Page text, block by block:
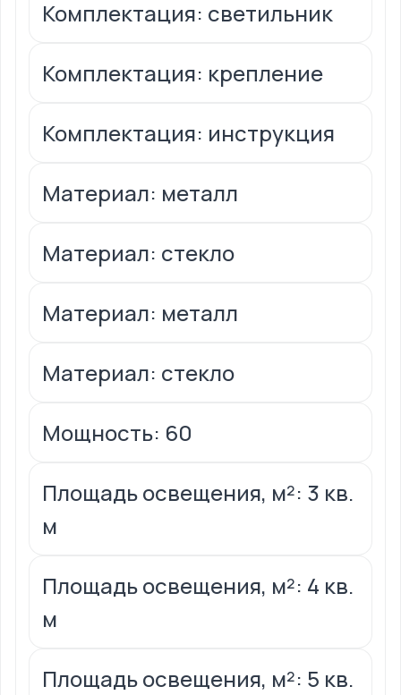
Комплектация: светильник
Комплектация: крепление
Комплектация: инструкция
Материал: металл
Материал: стекло
Материал: металл
Материал: стекло
Мощность: 60
Площадь освещения, м²: 3 кв.
м
Площадь освещения, м²: 4 кв.
м
Площадь освещения, м²: 5 кв.